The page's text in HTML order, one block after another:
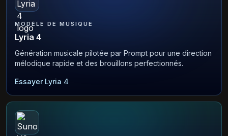
MODÈLE DE MUSIQUE
Lyria 4
Génération musicale pilotée par Prompt pour une direction
mélodique rapide et des brouillons perfectionnés.
Essayer Lyria 4